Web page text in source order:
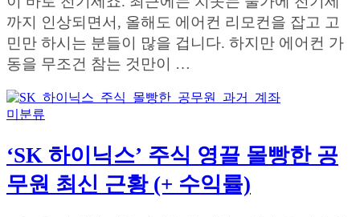
까지 인상되면서, 올해도 에어컨 리모컨을 잡고 고
민만 하시는 분들이 많을 겁니다. 하지만 에어컨 가
동을 무조건 참는 것만이 …
미분류
‘SK 하이닉스’ 주식 영끌 몰빵한 공
무원 최신 근황 (+ 수익률)